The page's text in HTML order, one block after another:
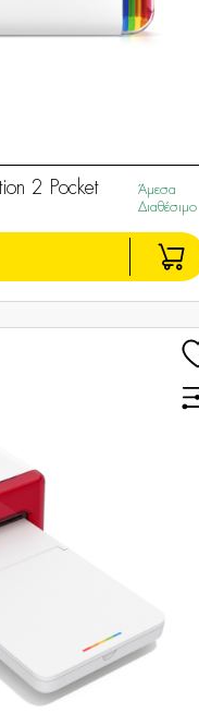
2 Pocket
Άμεσα
Διαθέσιμο